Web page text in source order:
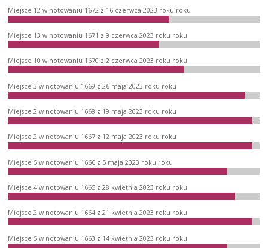
Miejsce 12 w notowaniu 1672 z 16 czerwca 2023 roku roku
Miejsce 13 w notowaniu 1671 z 9 czerwca 2023 roku roku
Miejsce 10 w notowaniu 1670 z 2 czerwca 2023 roku roku
Miejsce 3 w notowaniu 1669 z 26 maja 2023 roku roku
Miejsce 2 w notowaniu 1668 z 19 maja 2023 roku roku
Miejsce 2 w notowaniu 1667 z 12 maja 2023 roku roku
Miejsce 5 w notowaniu 1666 z 5 maja 2023 roku roku
Miejsce 4 w notowaniu 1665 z 28 kwietnia 2023 roku roku
Miejsce 2 w notowaniu 1664 z 21 kwietnia 2023 roku roku
Miejsce 5 w notowaniu 1663 z 14 kwietnia 2023 roku roku